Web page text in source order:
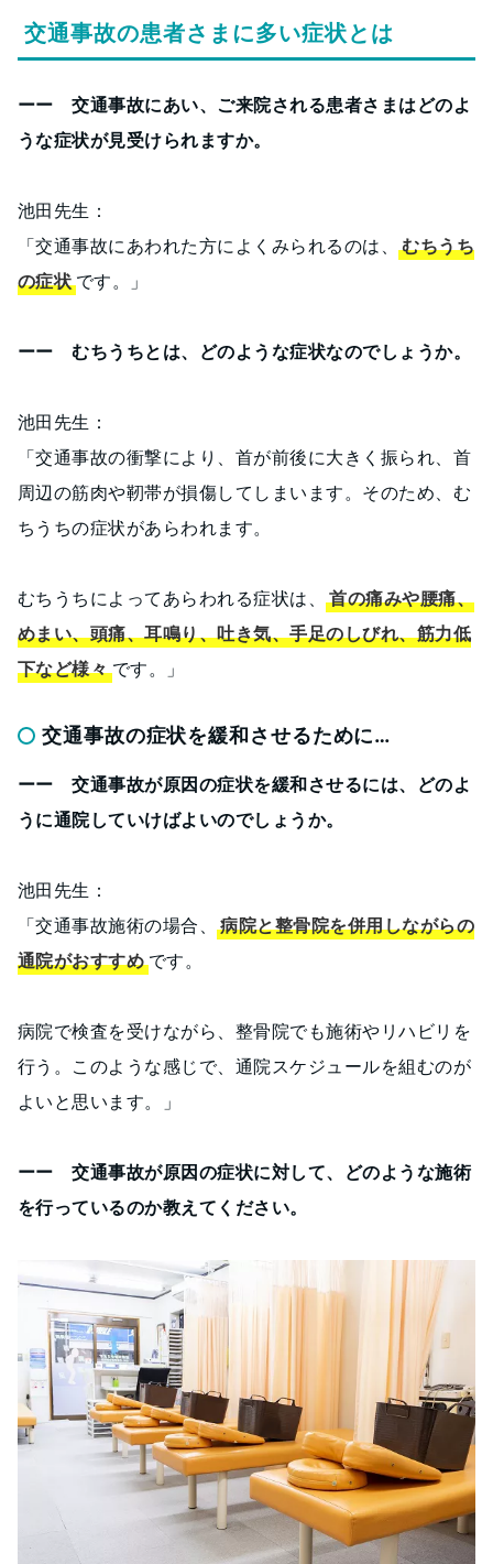
交通事故の患者さまに多い症状とは
ーー 交通事故にあい、ご来院される患者さまはどのよ
うな症状が見受けられますか。
池田先生：
「交通事故にあわれた方によくみられるのは、むちうち
の症状です。」
ーー むちうちとは、どのような症状なのでしょうか。
池田先生：
「交通事故の衝撃により、首が前後に大きく振られ、首
周辺の筋肉や靭帯が損傷してしまいます。そのため、む
ちうちの症状があらわれます。
むちうちによってあらわれる症状は、首の痛みや腰痛、
めまい、頭痛、耳鳴り、吐き気、手足のしびれ、筋力低
下など様々です。」
交通事故の症状を緩和させるために…
ーー 交通事故が原因の症状を緩和させるには、どのよ
うに通院していけばよいのでしょうか。
池田先生：
「交通事故施術の場合、病院と整骨院を併用しながらの
通院がおすすめです。
病院で検査を受けながら、整骨院でも施術やリハビリを
行う。このような感じで、通院スケジュールを組むのが
よいと思います。」
ーー 交通事故が原因の症状に対して、どのような施術
を行っているのか教えてください。